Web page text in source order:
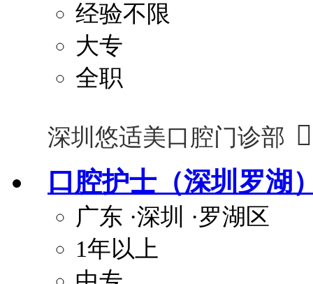
经验不限
大专
全职
深圳悠适美口腔门诊部 
口腔护士（深圳罗湖
广东 ·深圳 ·罗湖区
1年以上